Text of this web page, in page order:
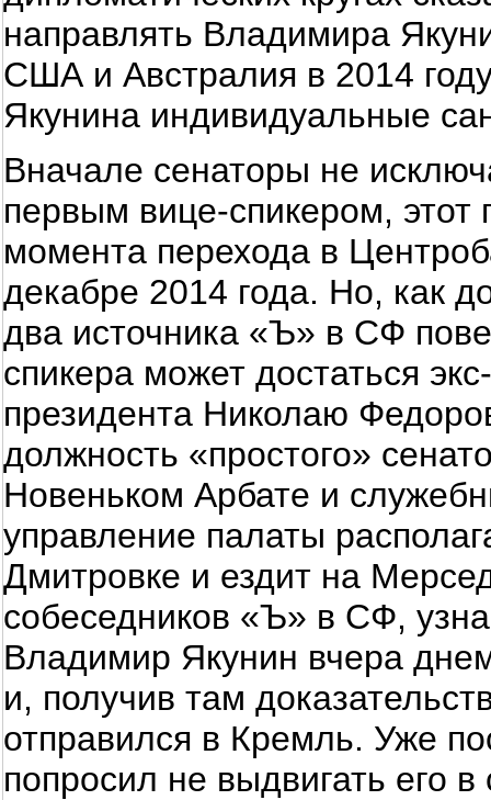
направлять Владимира
США и Австралия в 2014
Якунина индивидуальные
Вначале сенаторы не
первым вице-спикером, этот
момента перехода в
декабре 2014 года. Но, как
два источника «Ъ» в СФ
спикера может достаться
президента Николаю
должность «простого»
Новеньком Арбате и
управление палаты
Дмитровке и ездит на
собеседников «Ъ» в СФ,
Владимир Якунин вчера
и, получив там
отправился в Кремль. Уже
попросил не выдвигать его